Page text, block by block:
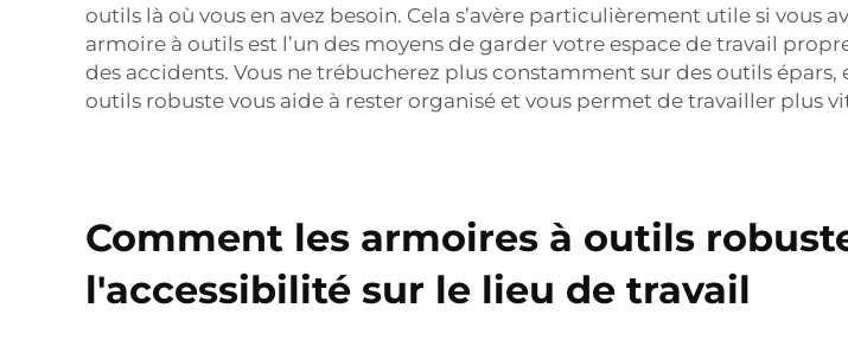
outils là où vous en avez besoin. Cela s’avère particulièrement utile si vous
armoire à outils est l’un des moyens de garder votre espace de travail
des accidents. Vous ne trébucherez plus constamment sur des outils
outils robuste vous aide à rester organisé et vous permet de travailler plus
Comment les armoires à outils
l'accessibilité sur le lieu de travail